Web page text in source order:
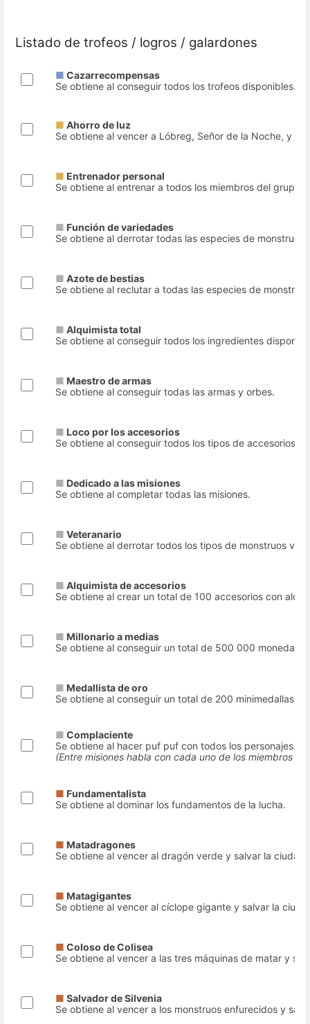
Listado de trofeos / logros / galardones
■ Cazarrecompensas
Se obtiene al conseguir todos los trofeos disponibles.
■ Ahorro de luz
Se obtiene al vencer a Lóbreg, Señor de la Noche, y
■ Entrenador personal
Se obtiene al entrenar a todos los miembros del grupo,
■ Función de variedades
Se obtiene al derrotar todas las especies de monstruos.
■ Azote de bestias
Se obtiene al reclutar a todas las especies de
■ Alquimista total
Se obtiene al conseguir todos los ingredientes
■ Maestro de armas
Se obtiene al conseguir todas las armas y orbes.
■ Loco por los accesorios
Se obtiene al conseguir todos los tipos de accesorios.
■ Dedicado a las misiones
Se obtiene al completar todas las misiones.
■ Veteranario
Se obtiene al derrotar todos los tipos de monstruos
■ Alquimista de accesorios
Se obtiene al crear un total de 100 accesorios con
■ Millonario a medias
Se obtiene al conseguir un total de 500 000 monedas
■ Medallista de oro
Se obtiene al conseguir un total de 200 minimedallas.
■ Complaciente
Se obtiene al hacer puf puf con todos los personajes.
(Entre misiones habla con cada uno de los miembros
■ Fundamentalista
Se obtiene al dominar los fundamentos de la lucha.
■ Matadragones
Se obtiene al vencer al dragón verde y salvar la ciudad
■ Matagigantes
Se obtiene al vencer al cíclope gigante y salvar la
■ Coloso de Colisea
Se obtiene al vencer a las tres máquinas de matar y
■ Salvador de Silvenia
Se obtiene al vencer a los monstruos enfurecidos y